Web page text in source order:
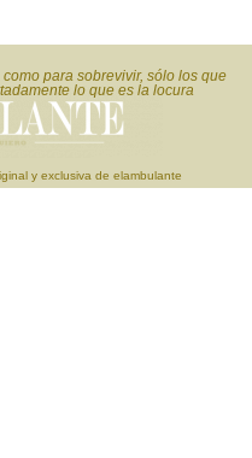
para sobrevivir, sólo los que
lo que es la locura
y exclusiva de elambulante